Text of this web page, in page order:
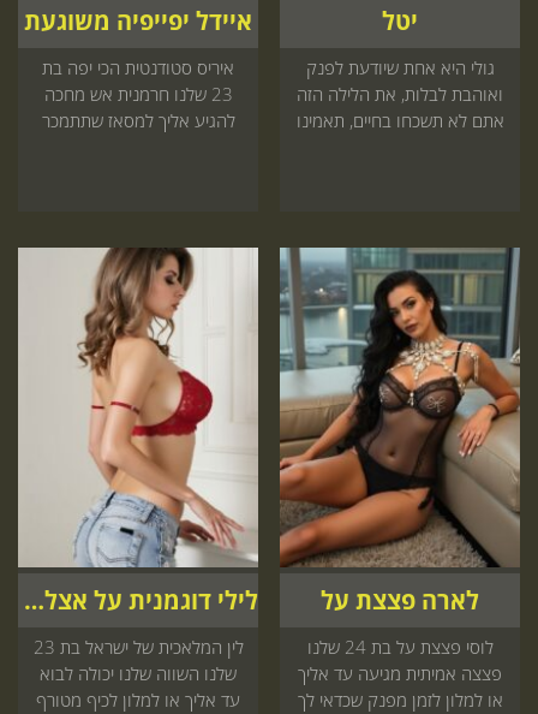
יטל
גולי היא אחת שיודעת לפנק
ואוהבת לבלות, את הלילה הזה
אתם לא תשכחו בחיים, תאמינו
איידל יפייפיה משוגעת
איריס סטודנטית הכי יפה בת
23 שלנו חרמנית אש מחכה
להגיע אליך למסאז שתתמכר
לארה פצצת על
לוסי פצצת על בת 24 שלנו
פצצה אמיתית מגיעה עד אליך
או למלון לזמן מפנק שכדאי לך
לילי דוגמנית על אצלך בבית
לין המלאכית של ישראל בת 23
שלנו השווה שלנו יכולה לבוא
עד אליך או למלון לכיף מטורף